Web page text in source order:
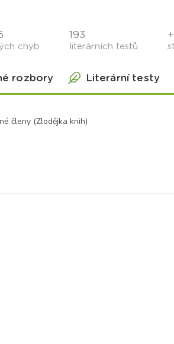
chyb
193
literárních testů
rozbory Literární testy
členy (Zlodějka knih)